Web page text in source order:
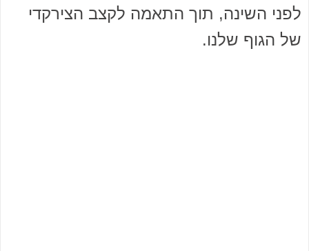
לפני השינה, תוך התאמה לקצב הצירקדי
של הגוף שלנו.